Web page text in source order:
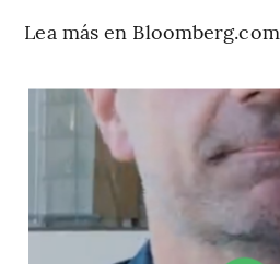
Lea más en Bloomberg.com